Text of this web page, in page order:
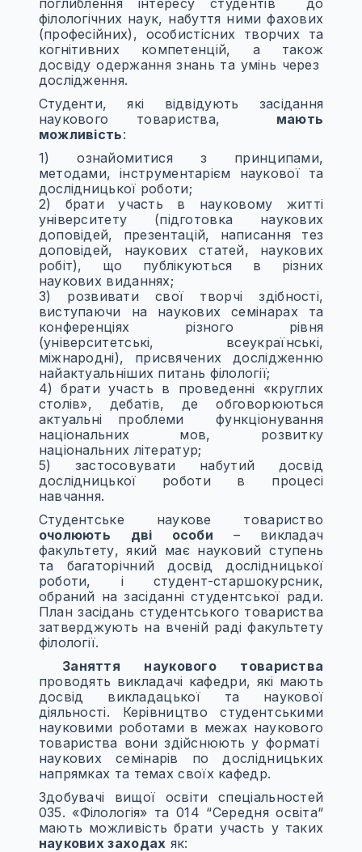
поглиблення інтересу студентів до
філологічних наук, набуття ними фахових
(професійних), особистісних творчих та
когнітивних компетенцій, а також
досвіду одержання знань та умінь через
дослідження.
Студенти, які відвідують засідання
наукового товариства, мають
можливість:
1) ознайомитися з принципами,
методами, інструментарієм наукової та
дослідницької роботи;
2) брати участь в науковому житті
університету (підготовка наукових
доповідей, презентацій, написання тез
доповідей, наукових статей, наукових
робіт), що публікуються в різних
наукових виданнях;
3) розвивати свої творчі здібності,
виступаючи на наукових семінарах та
конференціях різного рівня
(університетські, всеукраїнські,
міжнародні), присвячених дослідженню
найактуальніших питань філології;
4) брати участь в проведенні «круглих
столів», дебатів, де обговорюються
актуальні проблеми функціонування
національних мов, розвитку
національних літератур;
5) застосовувати набутий досвід
дослідницької роботи в процесі
навчання.
Студентське наукове товариство
очолюють
дві особи – викладач
факультету, який має науковий ступень
та багаторічний досвід дослідницької
роботи, і студент-старшокурсник,
обраний на засіданні студентської ради.
План засідань студентського товариства
затверджують на вченій раді факультету
філології.
Заняття наукового товариства
проводять викладачі кафедри, які мають
досвід викладацької та наукової
діяльності. Керівництво студентськими
науковими роботами в межах наукового
товариства вони здійснюють у форматі
наукових семінарів по дослідницьких
напрямках та темах своїх кафедр.
Здобувачі вищої освіти спеціальностей
035. «Філологія» та 014 “Середня освіта“
мають можливість брати участь у таких
наукових заходах як: